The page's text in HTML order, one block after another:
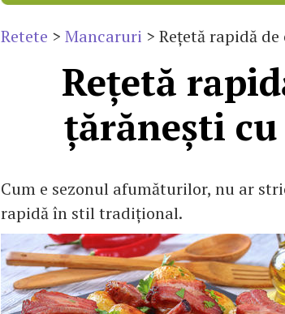
Retete > Mancaruri > Rețetă rapidă
Rețetă
țărănești
Cum e sezonul afumăturilor, nu ar
rapidă în stil tradiţional.